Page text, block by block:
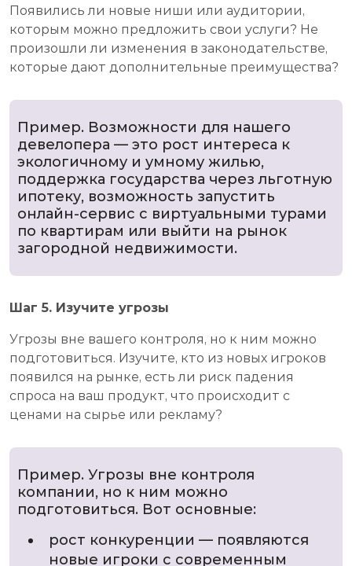
Появились ли новые ниши или аудитории,
которым можно предложить свои услуги? Не
произошли ли изменения в законодательстве,
которые дают дополнительные преимущества?
Пример. Возможности для нашего
девелопера — это рост интереса к
экологичному и умному жилью,
поддержка государства через льготную
ипотеку, возможность запустить
онлайн-сервис с виртуальными турами
по квартирам или выйти на рынок
загородной недвижимости.
Шаг 5. Изучите угрозы
Угрозы вне вашего контроля, но к ним можно
подготовиться. Изучите, кто из новых игроков
появился на рынке, есть ли риск падения
спроса на ваш продукт, что происходит с
ценами на сырье или рекламу?
Пример. Угрозы вне контроля
компании, но к ним можно
подготовиться. Вот основные:
рост конкуренции — появляются
новые игроки с современным